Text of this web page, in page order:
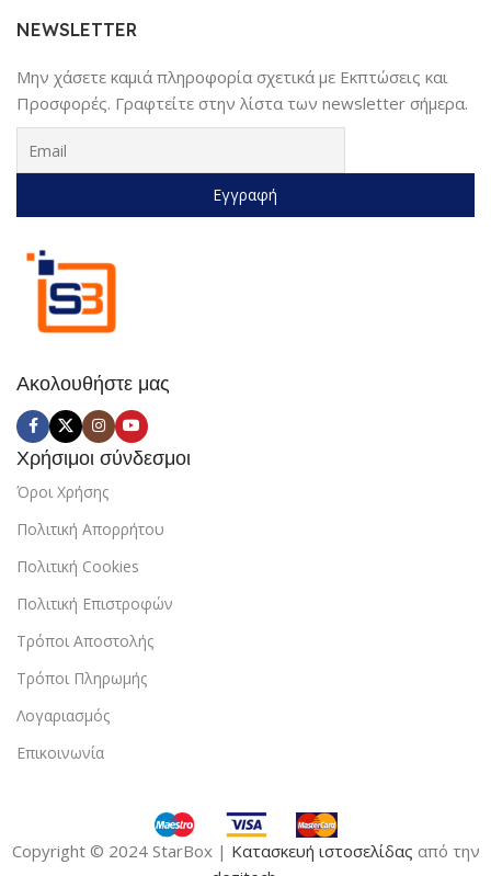
Ακολουθήστε μας
Χρήσιμοι σύνδεσμοι
Όροι Χρήσης
Πολιτική Απορρήτου
Πολιτική Cookies
Πολιτική Επιστροφών
Τρόποι Αποστολής
Τρόποι Πληρωμής
Λογαριασμός
Επικοινωνία
NEWSLETTER
Μην χάσετε καμιά πληροφορία σχετικά με Εκπτώσεις και
Προσφορές. Γραφτείτε στην λίστα των newsletter σήμερα.
Copyright © 2024 StarBox | Κατασκευή ιστοσελίδας από την